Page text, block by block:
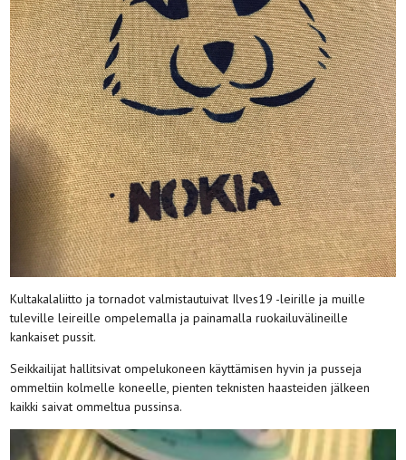
Kultakalaliitto ja tornadot valmistautuivat Ilves19 -leirille ja muille
tuleville leireille ompelemalla ja painamalla ruokailuvälineille
kankaiset pussit.
Seikkailijat hallitsivat ompelukoneen käyttämisen hyvin ja pusseja
ommeltiin kolmelle koneelle, pienten teknisten haasteiden jälkeen
kaikki saivat ommeltua pussinsa.